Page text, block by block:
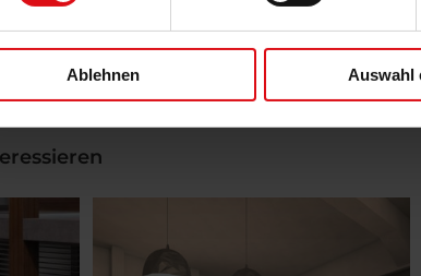
Ablehnen Auswahl
Weitere Informationen